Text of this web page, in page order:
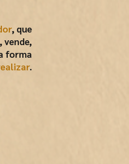
, que
vende,
forma
.